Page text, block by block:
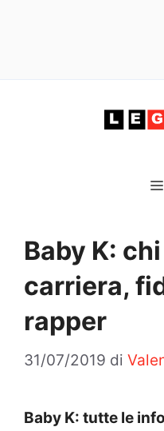
Baby K:
carriera,
rapper
31/07/2019 di
Baby K: tutte le